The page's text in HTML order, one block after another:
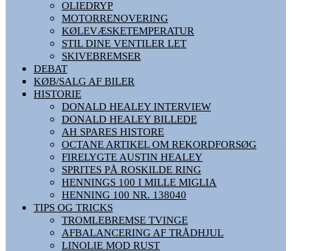
OLIEDRYP
MOTORRENOVERING
KØLEVÆSKETEMPERATUR
STIL DINE VENTILER LET
SKIVEBREMSER
DEBAT
KØB/SALG AF BILER
HISTORIE
DONALD HEALEY INTERVIEW
DONALD HEALEY BILLEDE
AH SPARES HISTORE
OCTANE ARTIKEL OM REKORDFORSØG
FIRELYGTE AUSTIN HEALEY
SPRITES PÅ ROSKILDE RING
HENNINGS 100 I MILLE MIGLIA
HENNING 100 NR. 138040
TIPS OG TRICKS
TROMLEBREMSE TVINGE
AFBALANCERING AF TRÅDHJUL
LINOLIE MOD RUST